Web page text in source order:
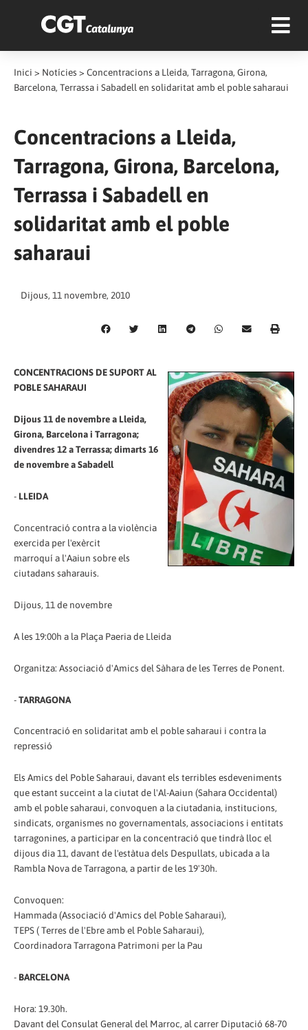
Inici > Notícies > Concentracions a Lleida, Tarragona, Girona,
Barcelona, Terrassa i Sabadell en solidaritat amb el poble saharaui
Concentracions a Lleida,
Tarragona, Girona, Barcelona,
Terrassa i Sabadell en
solidaritat amb el poble
saharaui
Dijous, 11 novembre, 2010
CONCENTRACIONS DE SUPORT AL
POBLE SAHARAUI
Dijous 11 de novembre a Lleida,
Girona, Barcelona i Tarragona;
divendres 12 a Terrassa; dimarts 16
de novembre a Sabadell
- LLEIDA
Concentració contra a la violència
exercida per l'exèrcit
marroquí a l'Aaiun sobre els
ciutadans saharauis.
Dijous, 11 de novembre
A les 19:00h a la Plaça Paeria de Lleida
Organitza: Associació d'Amics del Sàhara de les Terres de Ponent.
-TARRAGONA
Concentració en solidaritat amb el poble saharaui i contra la
repressió
Els Amics del Poble Saharaui, davant els terribles esdeveniments
que estant succeint a la ciutat de l'Al-Aaiun (Sahara Occidental)
amb el poble saharaui, convoquen a la ciutadania, institucions,
sindicats, organismes no governamentals, associacions i entitats
tarragonines, a participar en la concentració que tindrà lloc el
dijous dia 11, davant de l'estàtua dels Despullats, ubicada a la
Rambla Nova de Tarragona, a partir de les 19'30h.
Convoquen:
Hammada (Associació d'Amics del Poble Saharaui),
TEPS ( Terres de l'Ebre amb el Poble Saharaui),
Coordinadora Tarragona Patrimoni per la Pau
- BARCELONA
Hora: 19.30h.
Davant del Consulat General del Marroc, al carrer Diputació 68-70